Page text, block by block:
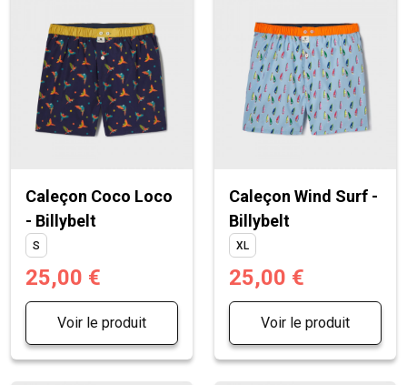
Caleçon Coco Loco
- Billybelt
S
25,00 €
Voir le produit
Caleçon Wind Surf -
Billybelt
XL
25,00 €
Voir le produit